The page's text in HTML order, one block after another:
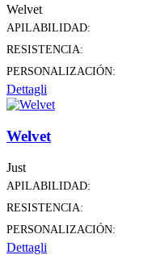
Welvet
APILABILIDAD:
RESISTENCIA:
PERSONALIZACIÓN:
Dettagli
Welvet
Just
APILABILIDAD:
RESISTENCIA:
PERSONALIZACIÓN:
Dettagli